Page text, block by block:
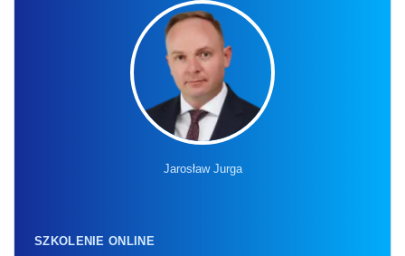
Jarosław Jurga
SZKOLENIE ONLINE